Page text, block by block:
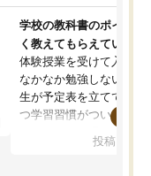
学校の教科書のポイント
く教えてもらえている
体験授業を受けて入塾し
なかなか勉強しない息子
生が予定表を立ててくれ
つ学習習慣がついてきま
指導が無い日も予定表
投稿日：